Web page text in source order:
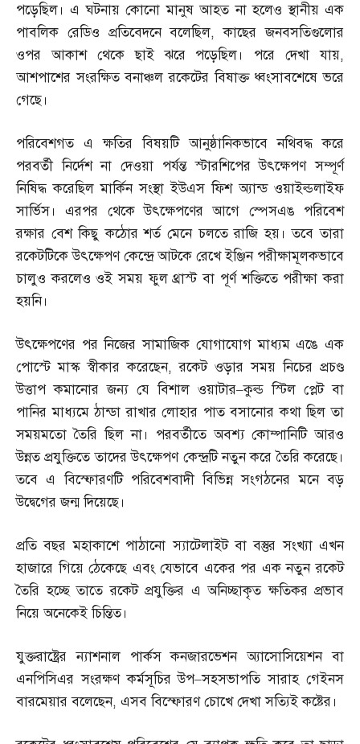
পড়েছিল। এ ঘটনায় কোনো মানুষ আহত না হলেও স্থানীয় এক
পাবলিক রেডিও প্রতিবেদনে বলেছিল,কাছের জনবসতিগুলোর
ওপর আকাশ থেকে ছাই ঝরে পড়েছিল। পরে দেখা যায়,
আশপাশের সংরক্ষিত বনাঞ্চল রকেটের বিষাক্ত ধ্বংসাবশেষে ভরে
গেছে।
পরিবেশগত এ ক্ষতির বিষয়টি আনুষ্ঠানিকভাবে নথিবদ্ধ করে
পরবর্তী নির্দেশ না দেওয়া পর্যন্ত স্টারশিপের উৎক্ষেপণ সম্পূর্ণ
নিষিদ্ধ করেছিল মার্কিন সংস্থা ইউএস ফিশ অ্যান্ড ওয়াইল্ডলাইফ
সার্ভিস। এরপর থেকে উৎক্ষেপণের আগে স্পেসএঙ পরিবেশ
রক্ষার বেশ কিছু কঠোর শর্ত মেনে চলতে রাজি হয়। তবে তারা
রকেটটিকে উৎক্ষেপণ কেন্দ্রে আটকে রেখে ইঞ্জিন পরীক্ষামূলকভাবে
চালুও করলেও ওই সময় ফুল থ্রাস্ট বা পূর্ণ শক্তিতে পরীক্ষা করা
হয়নি।
উৎক্ষেপণের পর নিজের সামাজিক যোগাযোগ মাধ্যম এঙে এক
পোস্টে মাস্ক স্বীকার করেছেন,রকেট ওড়ার সময় নিচের প্রচণ্ড
উত্তাপ কমানোর জন্য যে বিশাল ওয়াটার–কুল্ড স্টিল প্লেট বা
পানির মাধ্যমে ঠান্ডা রাখার লোহার পাত বসানোর কথা ছিল তা
সময়মতো তৈরি ছিল না। পরবর্তীতে অবশ্য কোম্পানিটি আরও
উন্নত প্রযুক্তিতে তাদের উৎক্ষেপণ কেন্দ্রটি নতুন করে তৈরি করেছে।
তবে এ বিস্ফোরণটি পরিবেশবাদী বিভিন্ন সংগঠনের মনে বড়
উদ্বেগের জন্ম দিয়েছে।
প্রতি বছর মহাকাশে পাঠানো স্যাটেলাইট বা বস্তুর সংখ্যা এখন
হাজারে গিয়ে ঠেকেছে এবং যেভাবে একের পর এক নতুন রকেট
তৈরি হচ্ছে তাতে রকেট প্রযুক্তির এ অনিচ্ছাকৃত ক্ষতিকর প্রভাব
নিয়ে অনেকেই চিন্তিত।
যুক্তরাষ্ট্রের ন্যাশনাল পার্কস কনজারভেশন অ্যাসোসিয়েশন বা
এনপিসিএর সংরক্ষণ কর্মসূচির উপ–সহসভাপতি সারাহ গেইনস
বারমেয়ার বলেছেন, এসব বিস্ফোরণ চোখে দেখা সত্যিই কষ্টের।